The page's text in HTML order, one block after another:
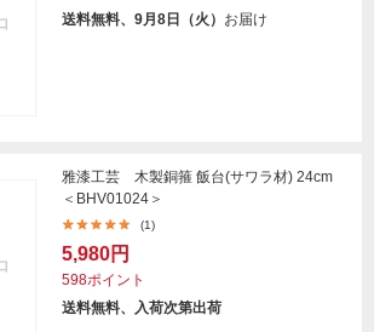
送料無料、9月8日（火） お届け
雅漆工芸 木製銅箍 飯台(サワラ材) 24cm
＜BHV01024＞
(1)
5,980円
598ポイント
送料無料、入荷次第出荷